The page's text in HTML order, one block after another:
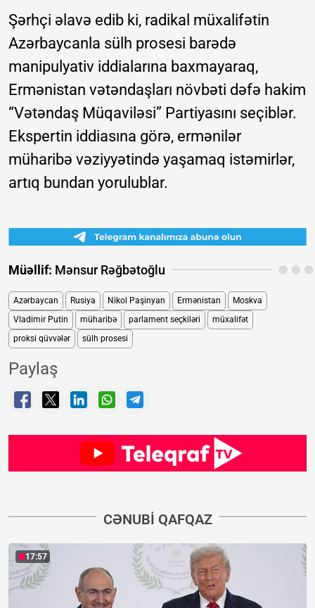
Şərhçi əlavə edib ki, radikal müxalifətin
Azərbaycanla sülh prosesi barədə
manipulyativ iddialarına baxmayaraq,
Ermənistan vətəndaşları növbəti dəfə hakim
“Vətəndaş Müqaviləsi” Partiyasını seçiblər.
Ekspertin iddiasına görə, ermənilər
müharibə vəziyyətində yaşamaq istəmirlər,
artıq bundan yorulublar.
Müəllif: Mənsur Rəğbətoğlu
Azərbaycan Rusiya Nikol Paşinyan Ermənistan
Moskva
Vladimir Putin
müharibə parlament seçkiləri
müxalifət
proksi qüvvələr
sülh prosesi
Paylaş
CƏNUBI QAFQAZ
17:57